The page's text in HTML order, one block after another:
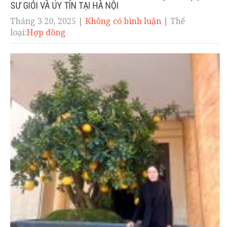
SƯ GIỎI VÀ UY TÍN TẠI HÀ NỘI
Tháng 3 20, 2025 | Không có bình luận | Thể
loại:Hợp đồng